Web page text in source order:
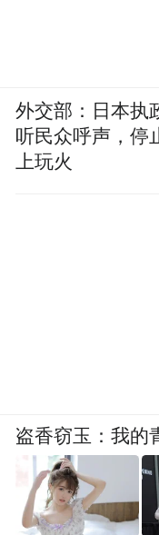
外交部：日本执
听民众呼声，停
上玩火
盗香窃玉：我的